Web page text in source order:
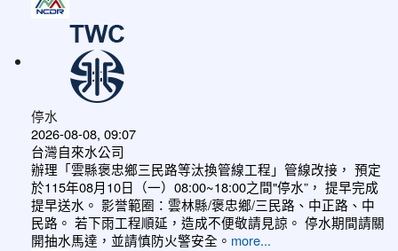
停水
2026-08-08, 09:07
台灣自來水公司
辦理「雲縣褒忠鄉三民路等汰換管線工程」管線改接， 預定
於115年08月10日（一）08:00~18:00之間"停水”， 提早完成
提早送水。 影誉範圈：雲林縣/褒忠鄉/三民路、中正路、中
民路。 若下雨工程順延，造成不便敬請見諒。 停水期間請關
開抽水馬達，並請慎防火警安全。 more...